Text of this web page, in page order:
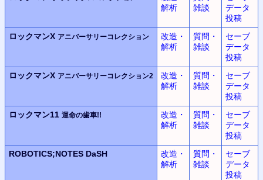
解析
雑談
データ
投稿
ロックマンX アニバーサリーコレクション
改造・
解析
質問・
雑談
セーブ
データ
投稿
ロックマンX アニバーサリーコレクション2
改造・
解析
質問・
雑談
セーブ
データ
投稿
ロックマン11 運命の歯車!!
改造・
解析
質問・
雑談
セーブ
データ
投稿
ROBOTICS;NOTES DaSH
改造・
解析
質問・
雑談
セーブ
データ
投稿